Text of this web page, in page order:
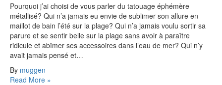
Pourquoi j’ai choisi de vous parler du tatouage éphémère
métallisé? Qui n’a jamais eu envie de sublimer son allure en
maillot de bain l’été sur la plage? Qui n’a jamais voulu sortir sa
parure et se sentir belle sur la plage sans avoir à paraître
ridicule et abîmer ses accessoires dans l’eau de mer? Qui n’y
avait jamais pensé et…
By muggen
Read More »